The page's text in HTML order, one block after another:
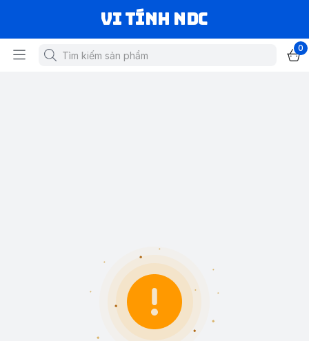
VI TÍNH NDC
0